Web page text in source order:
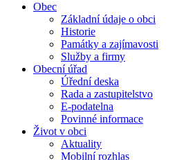
Obec
Základní údaje o obci
Historie
Památky a zajímavosti
Služby a firmy
Obecní úřad
Úřední deska
Rada a zastupitelstvo
E-podatelna
Povinné informace
Život v obci
Aktuality
Mobilní rozhlas